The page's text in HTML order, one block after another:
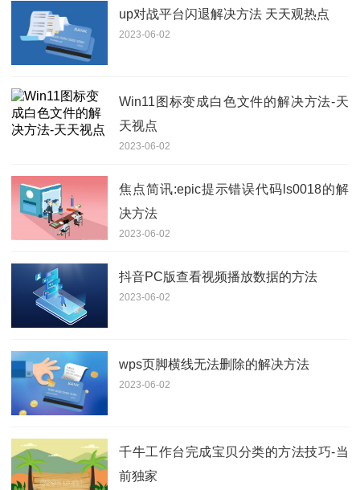
up对战平台闪退解决方法 天天观热点
2023-06-02
Win11图标变成白色文件的解决方法-天
天视点
2023-06-02
焦点简讯:epic提示错误代码ls0018的解
决方法
2023-06-02
抖音PC版查看视频播放数据的方法
2023-06-02
wps页脚横线无法删除的解决方法
2023-06-02
千牛工作台完成宝贝分类的方法技巧-当
前独家